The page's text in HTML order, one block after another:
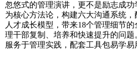
忽悠式的管理演讲，更不是励志成功
为核心方法论，构建六大沟通系统
人才成长模型，带来18个管理细节
理干部复制、培养和快速提升的问
服务于管理实践，配套工具包易学易